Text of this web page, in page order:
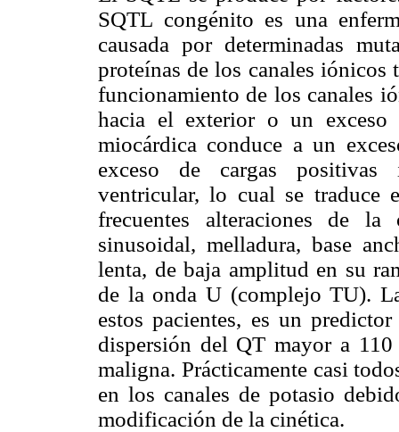
SQTL congénito es una
causada por determinadas
proteínas de los canales iónicos
funcionamiento de los canales
hacia el exterior o un
miocárdica conduce a un
exceso de cargas positivas
ventricular, lo cual se traduce
frecuentes alteraciones de
sinusoidal, melladura, base
lenta, de baja amplitud en su
de la onda U (complejo TU).
estos pacientes, es un
dispersión del QT mayor a
maligna. Prácticamente casi
en los canales de potasio
modificación de la cinética.